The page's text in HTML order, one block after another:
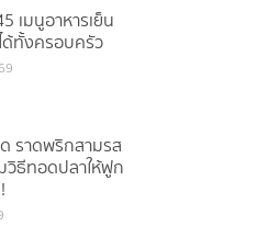
เมนูอาหารเย็น
ด้ทั้งครอบครัว
ราดพริกสามรส
ธีทอดปลาให้ฟูก